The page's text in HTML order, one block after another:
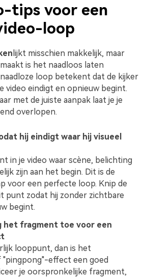
tips voor een
loop
lijkt misschien makkelijk, maar
is het naadloos laten
loop betekent dat de kijker
video eindigt en opnieuw begint.
met de juiste aanpak laat je je
overlopen.
hij eindigt waar hij visueel
in je video waar scène, belichting
zijn aan het begin. Dit is de
voor een perfecte loop. Knip de
punt zodat hij zonder zichtbare
begint.
het fragment toe voor een
looppunt, dan is het
effect een goed
je oorspronkelijke fragment,